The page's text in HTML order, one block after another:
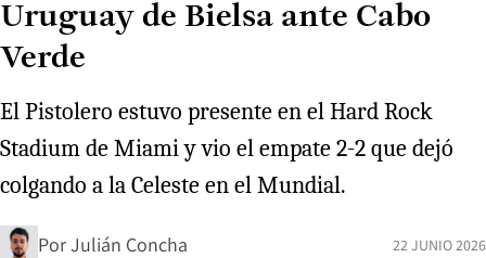
Uruguay de Bielsa ante Cabo
Verde
El Pistolero estuvo presente en el Hard Rock
Stadium de Miami y vio el empate 2-2 que dejó
colgando a la Celeste en el Mundial.
PorJulián Concha 22 JUNIO 2026